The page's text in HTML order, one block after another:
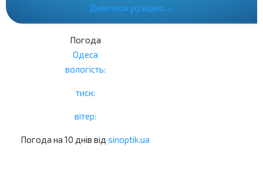
Дивитися усі відео→
Погода
Одеса
вологість:
тиск:
вітер:
Погода на 10 днів від sinoptik.ua